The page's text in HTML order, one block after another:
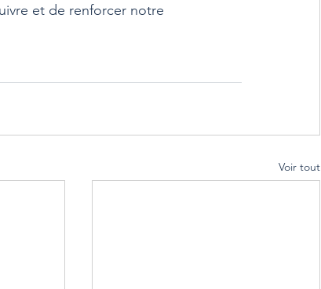
et de renforcer notre
Voir tout